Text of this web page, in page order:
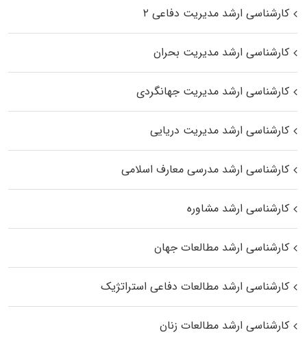
کارشناسی ارشد مدیریت دفاعی ۲
کارشناسی ارشد مدیریت بحران
کارشناسی ارشد مدیریت جهانگردی
کارشناسی ارشد مدیریت دریایی
کارشناسی ارشد مدرسی معارف اسلامی
کارشناسی ارشد مشاوره
کارشناسی ارشد مطالعات جهان
کارشناسی ارشد مطالعات دفاعی استراتژیک
کارشناسی ارشد مطالعات زنان